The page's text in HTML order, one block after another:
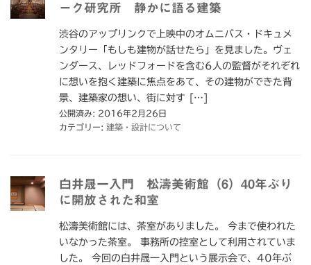
ーク研究所 静かに語る建築
渋谷のアップリンクで上映中のオムニバス・ドキュメ
ンタリー「もしも建物が話せたら」を見ました。ヴェ
ンダース、レッドフォードを含む6人の監督がそれぞれ
に想いを抱く建築に焦点をあて、その建物ができた背
景、建築家の想い、街に対す […]
公開済み: 2016年2月26日
カテゴリー: 建築・設計について
白井晟一入門 松濤美術館（6）40年ぶり
に開放された和室
松濤美術館には、茶室がありました。 今まで使われた
いなかった茶室。 事務所の控室として利用されていま
した。 今回の白井晟一入門という展示会で、40年ぶ